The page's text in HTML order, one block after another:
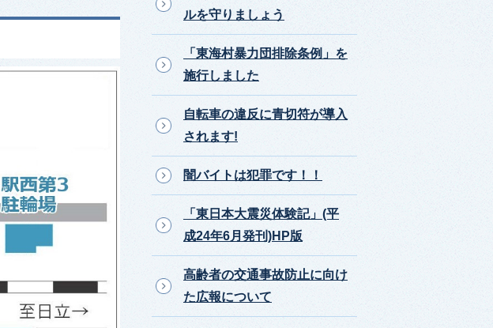
ルを守りましょう
「東海村暴力団排除条例」を
施行しました
自転車の違反に青切符が導入
されます!
闇バイトは犯罪です！！
「東日本大震災体験記」(平
成24年6月発刊)HP版
高齢者の交通事故防止に向け
た広報について